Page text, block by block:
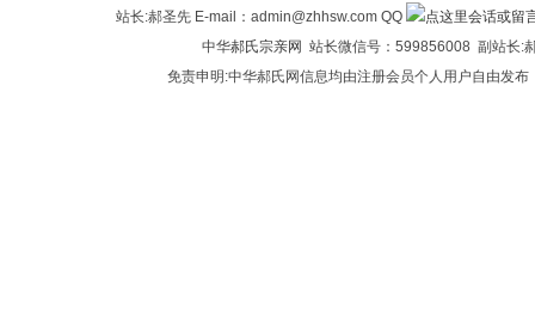
站长:郝圣先 E-mail：admin@zhhsw.com QQ
中华郝氏宗亲网 站长微信号：599856008 副站长:
免责申明:中华郝氏网信息均由注册会员个人用户自由发